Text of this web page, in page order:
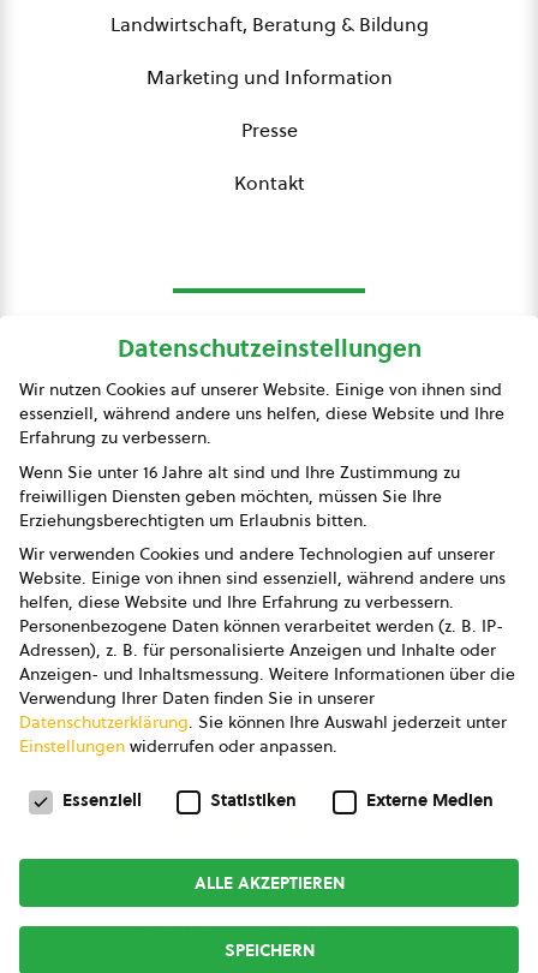
Landwirtschaft, Beratung & Bildung
Marketing und Information
Presse
Kontakt
Presse
Impressum
Datenschutz
AGB
AGB Marketing GmbH
AGB Bildung
Newsletter
Copyright © 2026bio austria
Datenschutzeinstellungen
Wir nutzen Cookies auf unserer Website. Einige von ihnen sind
essenziell, während andere uns helfen, diese Website und Ihre
Erfahrung zu verbessern.
Wenn Sie unter 16 Jahre alt sind und Ihre Zustimmung zu
freiwilligen Diensten geben möchten, müssen Sie Ihre
Erziehungsberechtigten um Erlaubnis bitten.
Wir verwenden Cookies und andere Technologien auf unserer
Website. Einige von ihnen sind essenziell, während andere uns
helfen, diese Website und Ihre Erfahrung zu verbessern.
Personenbezogene Daten können verarbeitet werden (z. B. IP-
Adressen), z. B. für personalisierte Anzeigen und Inhalte oder
Anzeigen- und Inhaltsmessung. Weitere Informationen über die
Verwendung Ihrer Daten finden Sie in unserer
Datenschutzerklärung. Sie können Ihre Auswahl jederzeit unter
Einstellungen widerrufen oder anpassen.
Datenschutzeinstellungen
Essenziell Statistiken Externe Medien
ALLE AKZEPTIEREN
SPEICHERN